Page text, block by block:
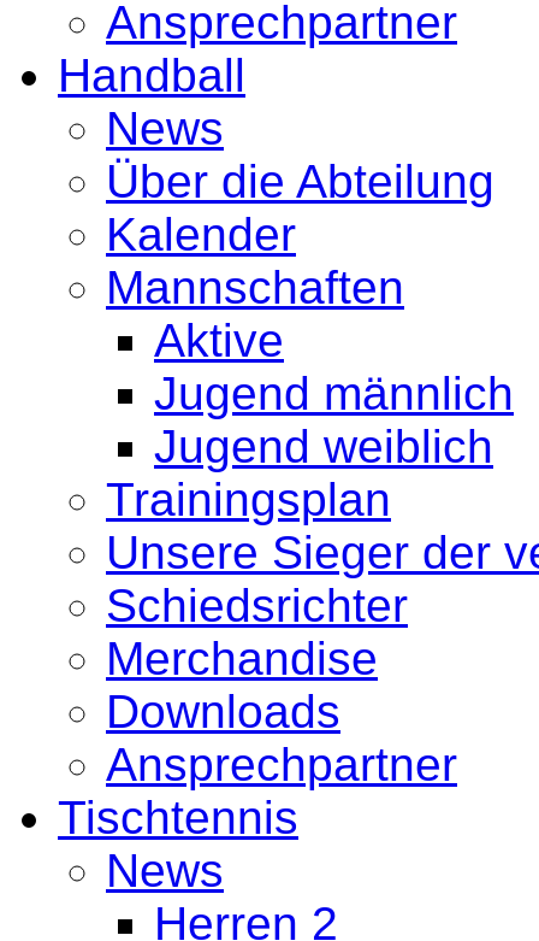
Ansprechpartner
Handball
News
Über die Abteilung
Kalender
Mannschaften
Aktive
Jugend männlich
Jugend weiblich
Trainingsplan
Unsere Sieger der
Schiedsrichter
Merchandise
Downloads
Ansprechpartner
Tischtennis
News
Herren 2